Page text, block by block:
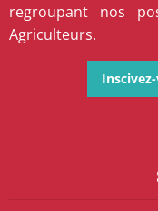
regroupant nos
Agriculteurs.